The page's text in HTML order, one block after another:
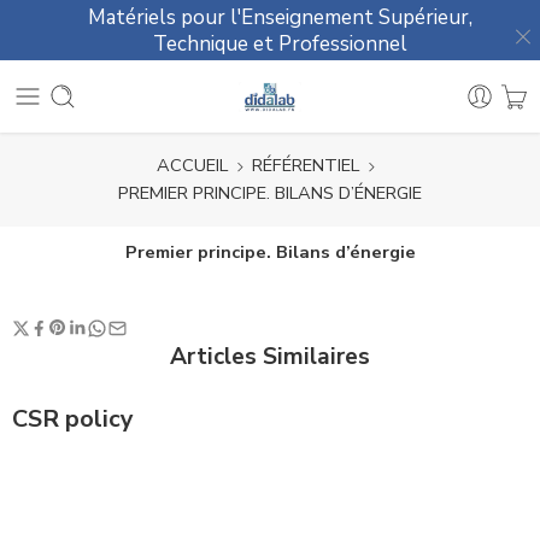
Matériels pour l'Enseignement Supérieur,
Technique et Professionnel
ACCUEIL
RÉFÉRENTIEL
PREMIER PRINCIPE. BILANS D’ÉNERGIE
Premier principe. Bilans d’énergie
Articles Similaires
CSR policy